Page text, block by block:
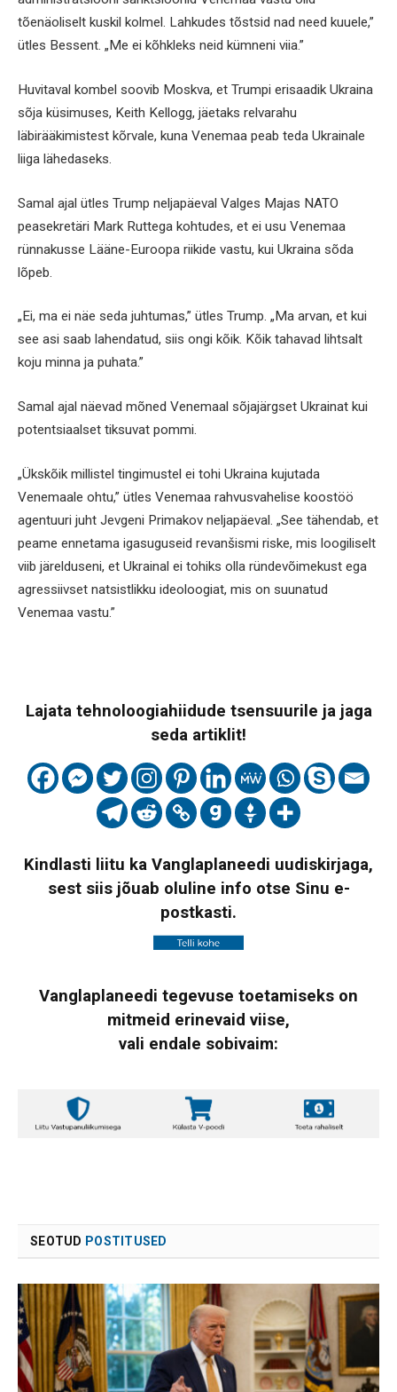
tõenäoliselt kuskil kolmel. Lahkudes tõstsid nad need kuuele,”
ütles Bessent. „Me ei kõhkleks neid kümneni viia.”
Huvitaval kombel soovib Moskva, et Trumpi erisaadik Ukraina
sõja küsimuses, Keith Kellogg, jäetaks relvarahu
läbirääkimistest kõrvale, kuna Venemaa peab teda Ukrainale
liiga lähedaseks.
Samal ajal ütles Trump neljapäeval Valges Majas NATO
peasekretäri Mark Ruttega kohtudes, et ei usu Venemaa
rünnakusse Lääne-Euroopa riikide vastu, kui Ukraina sõda
lõpeb.
„Ei, ma ei näe seda juhtumas,” ütles Trump. „Ma arvan, et kui
see asi saab lahendatud, siis ongi kõik. Kõik tahavad lihtsalt
koju minna ja puhata.”
Samal ajal näevad mõned Venemaal sõjajärgset Ukrainat kui
potentsiaalset tiksuvat pommi.
„Ükskõik millistel tingimustel ei tohi Ukraina kujutada
Venemaale ohtu,” ütles Venemaa rahvusvahelise koostöö
agentuuri juht Jevgeni Primakov neljapäeval. „See tähendab, et
peame ennetama igasuguseid revanšismi riske, mis loogiliselt
viib järelduseni, et Ukrainal ei tohiks olla ründevõimekust ega
agressiivset natsistlikku ideoloogiat, mis on suunatud
Venemaa vastu.”
Lajata tehnoloogiahiidude tsensuurile ja jaga
seda artiklit!
Kindlasti liitu ka Vanglaplaneedi uudiskirjaga,
sest siis jõuab oluline info otse Sinu e-
postkasti.
Vanglaplaneedi tegevuse toetamiseks on
mitmeid erinevaid viise,
vali endale sobivaim:
SEOTUD POSTITUSED